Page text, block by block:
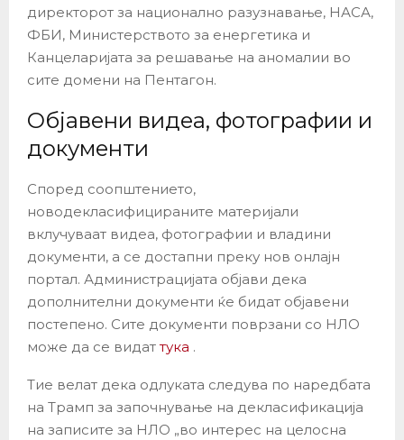
директорот за национално разузнавање, НАСА,
ФБИ, Министерството за енергетика и
Канцеларијата за решавање на аномалии во
сите домени на Пентагон.
Објавени видеа, фотографии и
документи
Според соопштението,
новодекласифицираните материјали
вклучуваат видеа, фотографии и владини
документи, а се достапни преку нов онлајн
портал. Администрацијата објави дека
дополнителни документи ќе бидат објавени
постепено. Сите документи поврзани со НЛО
може да се видаттука .
Тие велат дека одлуката следува по наредбата
на Трамп за започнување на декласификација
на записите за НЛО „во интерес на целосна